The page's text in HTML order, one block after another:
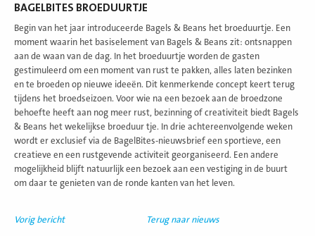
BAGELBITES BROEDUURTJE
Begin van het jaar introduceerde Bagels & Beans het broeduurtje. Een
moment waarin het basiselement van Bagels & Beans zit: ontsnappen
aan de waan van de dag. In het broeduurtje worden de gasten
gestimuleerd om een moment van rust te pakken, alles laten bezinken
en te broeden op nieuwe ideeën. Dit kenmerkende concept keert terug
tijdens het broedseizoen. Voor wie na een bezoek aan de broedzone
behoefte heeft aan nog meer rust, bezinning of creativiteit biedt Bagels
& Beans het wekelijkse broeduur tje. In drie achtereenvolgende weken
wordt er exclusief via de BagelBites-nieuwsbrief een sportieve, een
creatieve en een rustgevende activiteit georganiseerd. Een andere
mogelijkheid blijft natuurlijk een bezoek aan een vestiging in de buurt
om daar te genieten van de ronde kanten van het leven.
Vorig bericht Terug naar nieuws